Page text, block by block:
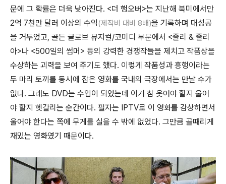
문에 그 확률은 더욱 낮아진다. <더 행오버>는 지난해 북미에서만
2억 7천만 달러 이상의 수익 (제작비 대비 8배)을 기록하며 대성공
을 거두었고, 골든 글로브 뮤지컬/코미디 부문에서 <줄리 & 줄리
아>나 <500일의 썸머> 등의 강력한 경쟁작들을 제치고 작품상을
수상하는 괴력을 보여 주기도 했다. 이렇게 작품성과 흥행이라는
두 마리 토끼를 동시에 잡은 영화를 국내의 극장에서는 만날 수가
없다. 그래도 DVD는 수입이 되었는데 이거 참 웃어야 할지 울어
야 할지 헷갈리는 순간이다. 필자는 IPTV로 이 영화를 감상하면서
울어야 한다는 쪽에 무게를 실을 수 밖에 없었다. 그만큼 골때리게
재밌는 영화였기 때문이다.